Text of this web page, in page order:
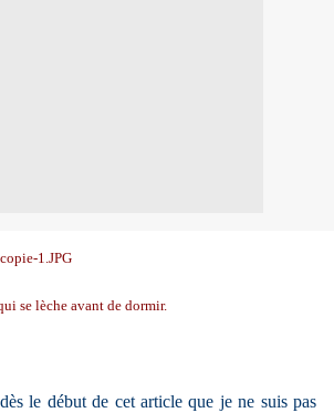
se lèche avant de dormir.
le début de cet article que je ne suis pas